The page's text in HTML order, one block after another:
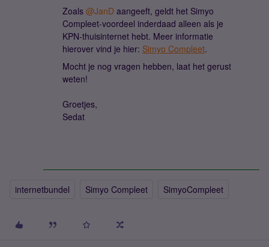
Zoals ​ @JanD aangeeft, geldt het Simyo
Compleet-voordeel inderdaad alleen als je
KPN-thuisinternet hebt. Meer informatie
hierover vind je hier: Simyo Compleet.
Mocht je nog vragen hebben, laat het gerust
weten!
Groetjes,
Sedat
internetbundel Simyo Compleet SimyoCompleet